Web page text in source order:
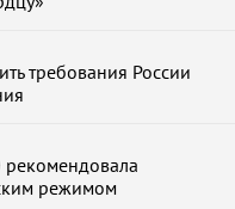
требования России
рекомендовала
режимом